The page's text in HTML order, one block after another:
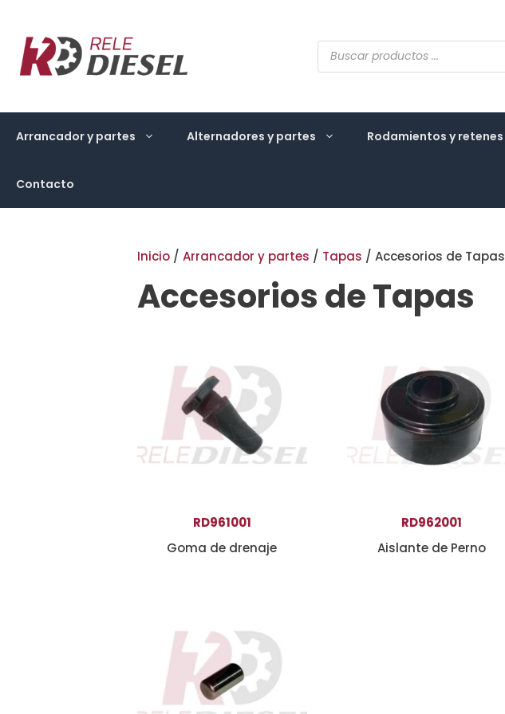
contenido
Búsqueda
de
productos
Arrancador y partes Alternadores y partes Rodamientos y retenes
Contacto
Inicio / Arrancador y partes / Tapas / Accesorios de Tapas
Accesorios de Tapas
RD961001
Goma de drenaje
RD962001
Aislante de Perno